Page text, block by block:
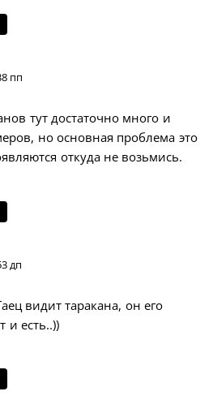
пп
тут достаточно много и
но основная проблема это
откуда не возьмись.
дп
видит таракана, он его
и есть..))